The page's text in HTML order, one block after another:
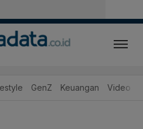
GenZ Keuangan Video